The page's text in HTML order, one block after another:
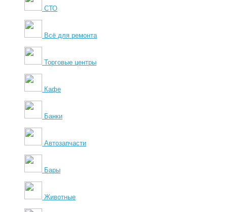
СТО
Всё для ремонта
Торговые центры
Кафе
Банки
Автозапчасти
Бары
Животные